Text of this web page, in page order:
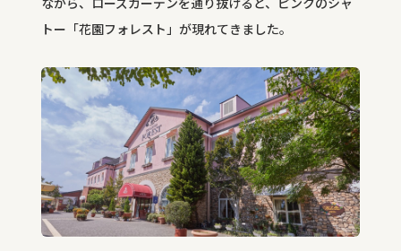
トー「花園フォレスト」が現れてきました。